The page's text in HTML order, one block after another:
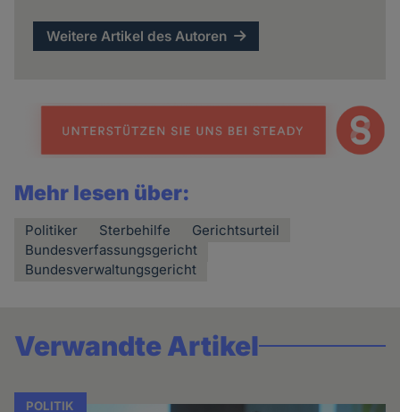
Weitere Artikel des Autoren
Mehr lesen über:
Politiker Sterbehilfe
Gerichtsurteil
Bundesverfassungsgericht
Bundesverwaltungsgericht
Verwandte Artikel
POLITIK